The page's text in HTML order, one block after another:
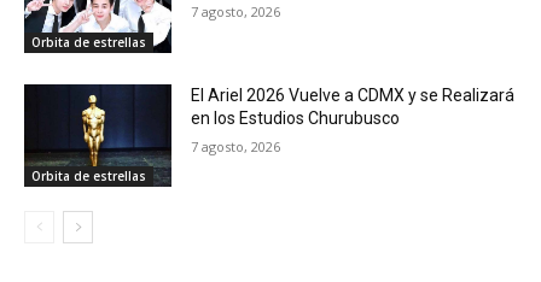
Orbita de estrellas
7 agosto, 2026
Orbita de estrellas
El Ariel 2026 Vuelve a CDMX y se Realizará
en los Estudios Churubusco
7 agosto, 2026